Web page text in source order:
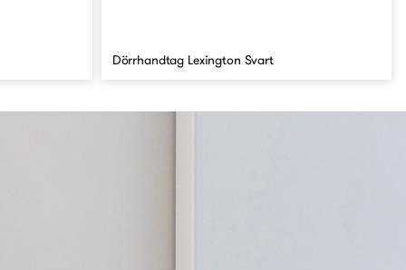
Dörrhandtag Lexington Svart